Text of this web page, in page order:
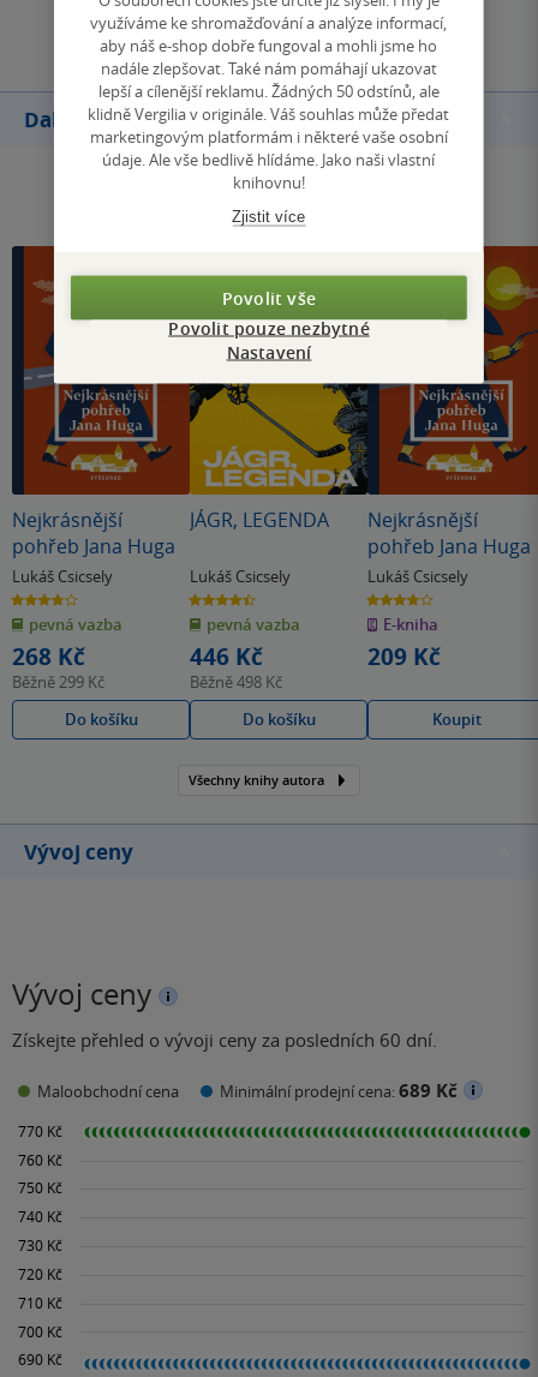
Přidat hodnocení
Další knihy autora
Nejkrásnější
pohřeb Jana Huga
Lukáš Csicsely
3.8
z
5
hvězdiček
pevná vazba
268 Kč
Běžně299 Kč
Do košíku
JÁGR, LEGENDA
Lukáš Csicsely
4.5
z
5
hvězdiček
pevná vazba
446 Kč
Běžně498 Kč
Do košíku
Nejkrásnější
pohřeb Jana Huga
Lukáš Csicsely
3.8
z
5
hvězdiček
E-kniha
209 Kč
Koupit
Všechny knihy autora
Vývoj ceny
Vývoj ceny
Získejte přehled o vývoji ceny za posledních 60 dní.
Maloobchodní cena Minimální prodejní cena:689 Kč
využíváme ke shromažďování a analýze informací,
aby náš e-shop dobře fungoval a mohli jsme ho
nadále zlepšovat. Také nám pomáhají ukazovat
lepší a cílenější reklamu. Žádných 50 odstínů, ale
klidně Vergilia v originále. Váš souhlas může předat
marketingovým platformám i některé vaše osobní
údaje. Ale vše bedlivě hlídáme. Jako naši vlastní
knihovnu!
Zjistit více
Povolit vše
Povolit pouze nezbytné
Nastavení